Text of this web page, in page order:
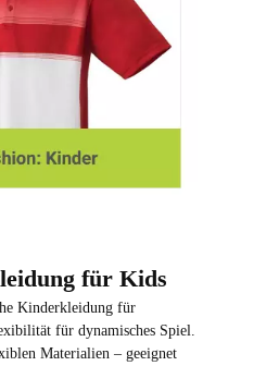
für Kids
Kinderkleidung für
für dynamisches Spiel.
Materialien – geeignet